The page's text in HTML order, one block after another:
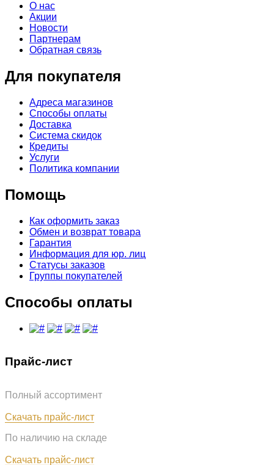
О нас
Акции
Новости
Партнерам
Обратная связь
Для покупателя
Адреса магазинов
Способы оплаты
Доставка
Система скидок
Кредиты
Услуги
Политика компании
Помощь
Как оформить заказ
Обмен и возврат товара
Гарантия
Информация для юр. лиц
Статусы заказов
Группы покупателей
Способы оплаты
Прайс-лист
Полный ассортимент
Скачать прайс-лист
По наличию на складе
Скачать прайс-лист